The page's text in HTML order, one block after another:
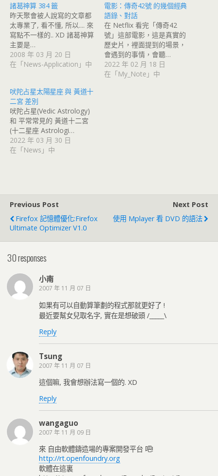
諸葛神算 384 籤
昨天聚會被人說寫的文章都
太專業了, 看不懂, 所以.... 來
寫點不一樣的.. XD 諸葛神算
主要是…
2008 年 03 月 20 日
在「News-Application」中
電影：傳奇42號 的幾個經典
語錄、對話
在 Netflix 看完「傳奇42
號」這部電影，這是真實的
歷史片，裡面提到的場景，
會遇到的事情，會聽…
2022 年 02 月 18 日
在「My_Note」中
吠陀占星太陽星座 與 黃道十
二宮 差別
吠陀占星(Vedic Astrology)
和 平常常見的 黃道十二宮
(十二星座 Astrologi…
2022 年 03 月 30 日
在「News」中
Previous Post
Firefox 記憶體優化:Firefox
Ultimate Optimizer V1.0
Next Post
使用 Mplayer 看 DVD 的語法
30 responses
小南
2007 年 11 月 07 日
如果有可以自動算筆劃的程式那就更好了 !
最近要幫女兒取名字, 實在是想破頭 /_____\
Reply
Tsung
2007 年 11 月 07 日
這個嘛, 我會想辦法寫一個的. XD
Reply
wangaguo
2007 年 11 月 09 日
來 自由軟體鑄造場的專案開發平台 吧!
http://rt.openfoundry.org
軟體在這裏